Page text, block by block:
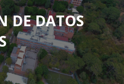
DE DATOS